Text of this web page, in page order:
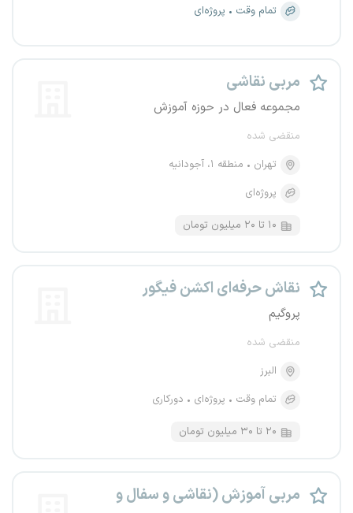
تمام وقت
پروژه‌ای
مربی نقاشی
مجموعه فعال در حوزه آموزش
منقضی شده
تهران
منطقه ۱، آجودانیه
پروژه‌ای
۱۰ تا ۲۰ میلیون تومان
نقاش حرفه‌ای اکشن فیگور
پروگیم
منقضی شده
البرز
تمام وقت
پروژه‌ای دورکاری
۲۰ تا ۳۰ میلیون تومان
مربی آموزش (نقاشی و سفال و